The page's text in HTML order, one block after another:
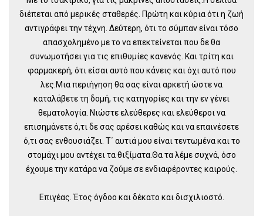
διέπεται από μερικές σταθερές. Πρώτη και κύρια ότι η ζωή
αντιγράφει την τέχνη. Δεύτερη, ότι το σύμπαν είναι τόσο
απασχολημένο με το να επεκτείνεται που δε θα
συνωμοτήσει για τις επιθυμίες κανενός. Και τρίτη και
φαρμακερή, ότι είσαι αυτό που κάνεις και όχι αυτό που
λες.Μια περιήγηση θα σας είναι αρκετή ώστε να
καταλάβετε τη δομή, τις κατηγορίες και την εν γένει
θεματολογία. Νιώστε ελεύθερες και ελεύθεροι να
επισημάνετε ό,τι δε σας αρέσει καθώς και να επαινέσετε
ό,τι σας ενθουσιάζει. Τ΄ αυτιά μου είναι τεντωμένα και το
στομάχι μου αντέχει τα θιξίματα.Θα τα λέμε συχνά, όσο
έχουμε την κατάρα να ζούμε σε ενδιαφέροντες καιρούς.
Επιγέας. Έτος όγδοο και δέκατο και δισχιλιοστό.